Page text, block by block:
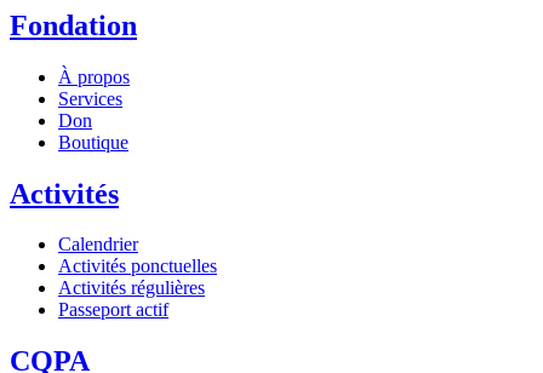
Fondation
À propos
Services
Don
Boutique
Activités
Calendrier
Activités ponctuelles
Activités régulières
Passeport actif
CQPA